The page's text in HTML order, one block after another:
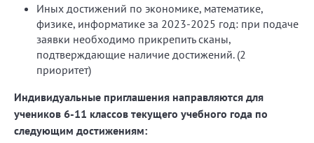
Иных достижений по экономике, математике,
физике, информатике за 2023-2025 год: при подаче
заявки необходимо прикрепить сканы,
подтверждающие наличие достижений. (2
приоритет)
Индивидуальные приглашения направляются для
учеников 6-11 классов текущего учебного года по
следующим достижениям: